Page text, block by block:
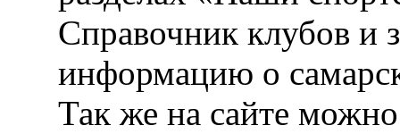
Справочник клубов и
информацию о
Так же на сайте